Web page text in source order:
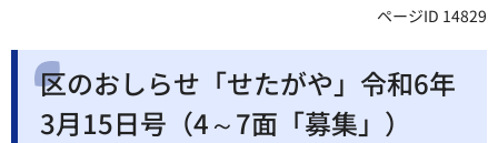
ページID 14829
区のおしらせ「せたがや」令和6年
3月15日号（4～7面「募集」）